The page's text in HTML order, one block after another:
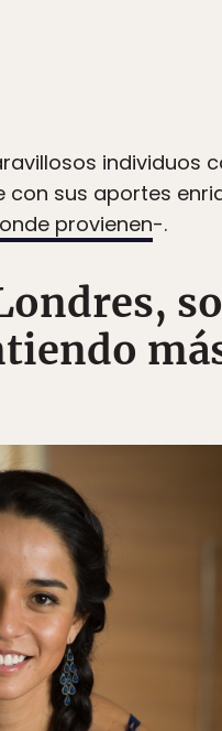
individuos
con sus aportes
provienen-.